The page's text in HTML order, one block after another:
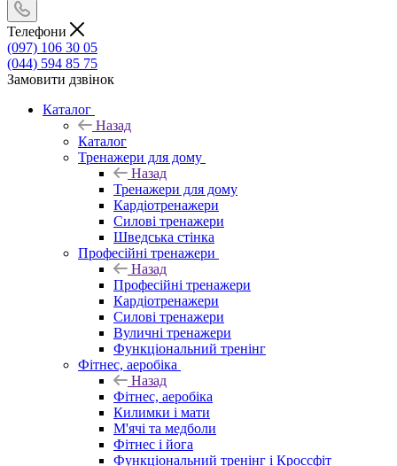
Телефони
(097) 106 30 05
(044) 594 85 75
Замовити дзвінок
Каталог
Назад
Каталог
Тренажери для дому
Назад
Тренажери для дому
Кардіотренажери
Силові тренажери
Шведська стінка
Професійні тренажери
Назад
Професійні тренажери
Кардіотренажери
Силові тренажери
Вуличні тренажери
Функціональний тренінг
Фітнес, аеробіка
Назад
Фітнес, аеробіка
Килимки і мати
М'ячі та медболи
Фітнес і йога
Функціональний тренінг і Кроссфіт